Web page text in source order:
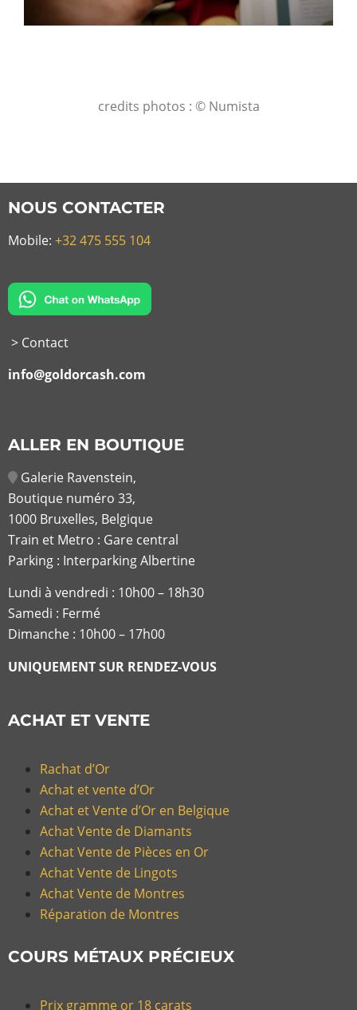
credits photos : © Numista
NOUS CONTACTER
Mobile: +32 475 555 104
> Contact
info@goldorcash.com
ALLER EN BOUTIQUE
Galerie Ravenstein,
Boutique numéro 33,
1000 Bruxelles, Belgique
Train et Metro : Gare central
Parking : Interparking Albertine
Lundi à vendredi : 10h00 – 18h30
Samedi : Fermé
Dimanche : 10h00 – 17h00
UNIQUEMENT SUR RENDEZ-VOUS
ACHAT ET VENTE
Rachat d’Or
Achat et vente d’Or
Achat et Vente d’Or en Belgique
Achat Vente de Diamants
Achat Vente de Pièces en Or
Achat Vente de Lingots
Achat Vente de Montres
Réparation de Montres
COURS MÉTAUX PRÉCIEUX
Prix gramme or 18 carats